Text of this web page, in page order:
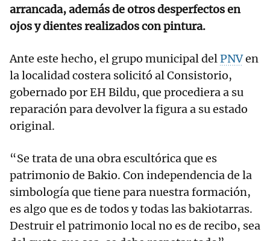
arrancada, además de otros desperfectos en
ojos y dientes realizados con pintura.
Ante este hecho, el grupo municipal delPNVen
la localidad costera solicitó al Consistorio,
gobernado por EH Bildu, que procediera a su
reparación para devolver la figura a su estado
original.
“Se trata de una obra escultórica que es
patrimonio de Bakio. Con independencia de la
simbología que tiene para nuestra formación,
es algo que es de todos y todas las bakiotarras.
Destruir el patrimonio local no es de recibo, sea